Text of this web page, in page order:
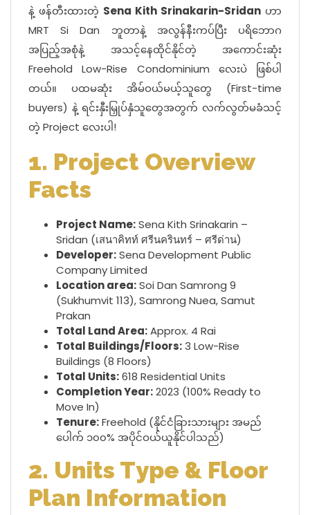
နဲ့ ဖန်တီးထားတဲ့ Sena Kith Srinakarin-Sridan ဟာ
MRT Si Dan ဘူတာနဲ့ အလွန်နီးကပ်ပြီး ပရိဘောဂ
အပြည့်အစုံနဲ့ အသင့်နေထိုင်နိုင်တဲ့ အကောင်းဆုံး
Freehold Low-Rise Condominium လေးပဲ ဖြစ်ပါ
တယ်။ ပထမဆုံး အိမ်ဝယ်မယ့်သူတွေ (First-time
buyers) နဲ့ ရင်းနှီးမြှုပ်နှံသူတွေအတွက် လက်လွတ်မခံသင့်
တဲ့ Project လေးပါ!
1. Project Overview
Facts
Project Name:Sena Kith Srinakarin –
Sridan (เสนาคิทท์ ศรีนครินทร์ – ศรีด่าน)
Developer:Sena Development Public
Company Limited
Location area:Soi Dan Samrong 9
(Sukhumvit 113), Samrong Nuea, Samut
Prakan
Total Land Area:Approx. 4 Rai
Total Buildings/Floors:3 Low-Rise
Buildings (8 Floors)
Total Units:618 Residential Units
Completion Year:2023 (100% Ready to
Move In)
Tenure:Freehold (နိုင်ငံခြားသားများ အမည်
ပေါက် ၁၀၀% အပိုင်ဝယ်ယူနိုင်ပါသည်)
2. Units Type & Floor
Plan Information